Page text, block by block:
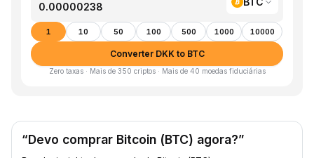
1 10 50 100 500 1000 10000
Converter DKK to BTC
Zero taxas · Mais de 350 criptos · Mais de 40 moedas fiduciárias
“Devo comprar Bitcoin (BTC) agora?”